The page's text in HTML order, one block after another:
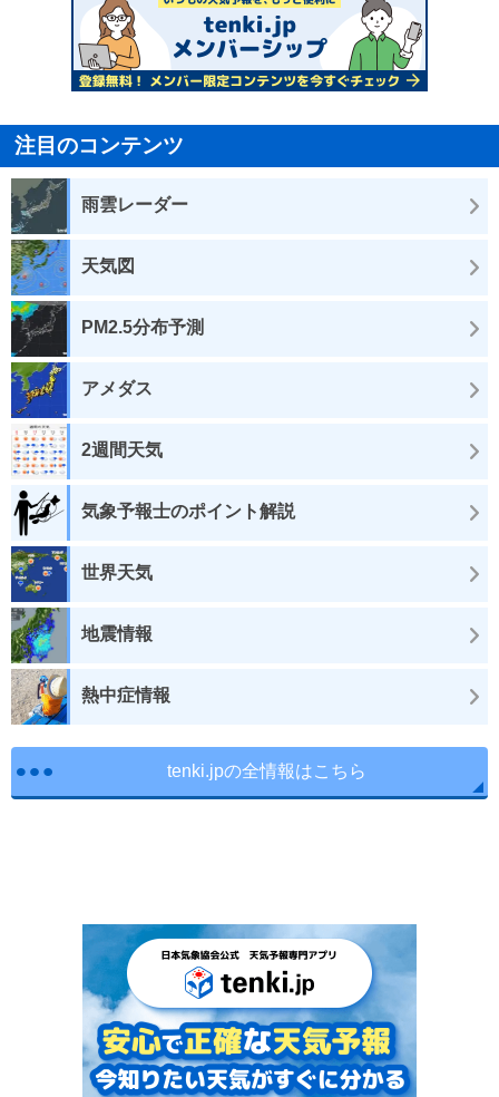
注目のコンテンツ
雨雲レーダー
天気図
PM2.5分布予測
アメダス
2週間天気
気象予報士のポイント解説
世界天気
地震情報
熱中症情報
tenki.jpの全情報はこちら